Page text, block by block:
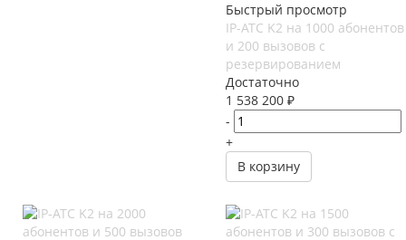
Быстрый просмотр
IP-АТС K2 на 1000 абонентов
и 200 вызовов с
резервированием
Достаточно
1 538 200 ₽
-
+
В корзину